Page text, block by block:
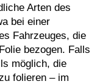
Arten des
bei einer
Fahrzeuges, die
bezogen. Falls
möglich, die
folieren – im